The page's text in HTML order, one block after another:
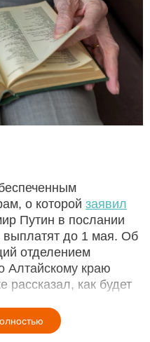
о которой заявил
Путин в послании
до 1 мая. Об
отделением
Алтайскому краю
как будет